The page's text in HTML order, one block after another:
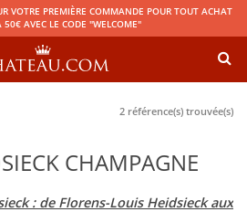
VOTRE PREMIÈRE COMMANDE POUR TOUT ACHAT
50€ AVEC LE CODE "WELCOME"
2 référence(s) trouvée(s)
CHAMPAGNE
: de Florens-Louis Heidsieck aux